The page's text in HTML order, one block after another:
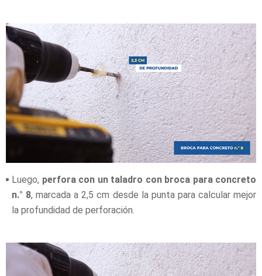
Luego, perfora con un taladro con broca para concreto
n.° 8, marcada a 2,5 cm desde la punta para calcular mejor
la profundidad de perforación.